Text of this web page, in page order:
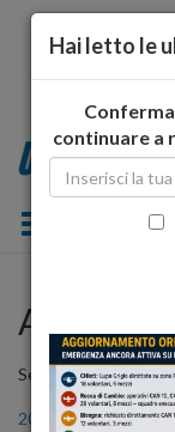
Toggle
Archivio
Seleziona l'anno
2006 2007
Hai letto le
Conferma
continuare a